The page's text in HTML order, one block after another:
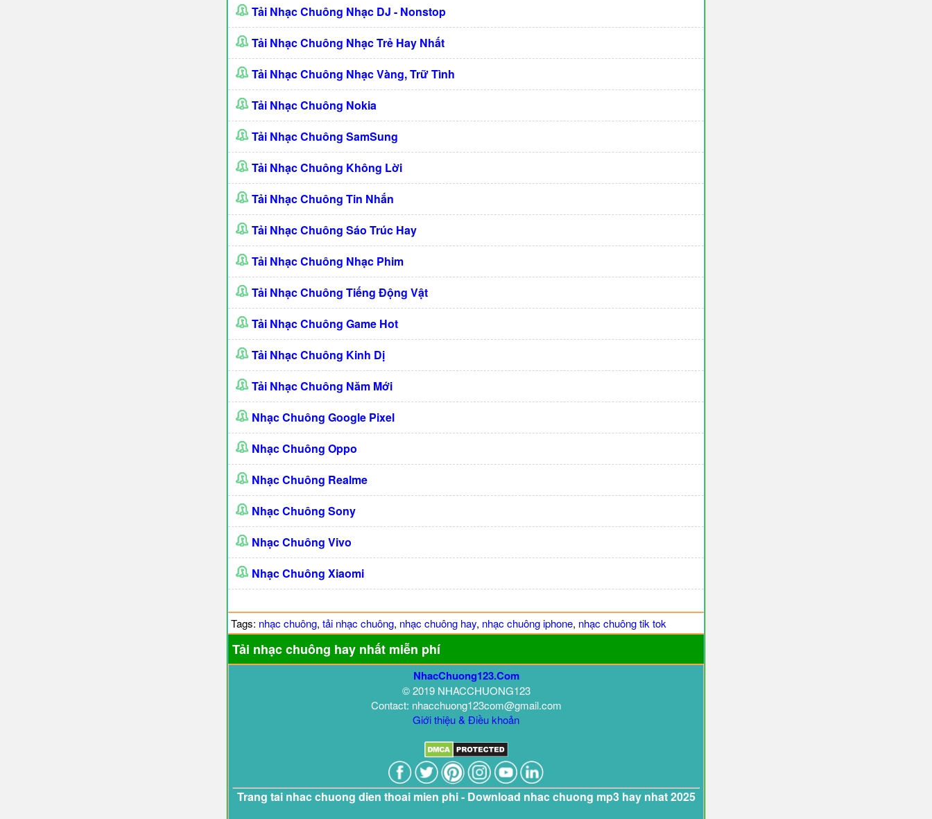
Tải Nhạc Chuông Nhạc DJ - Nonstop
Tải Nhạc Chuông Nhạc Trẻ Hay Nhất
Tải Nhạc Chuông Nhạc Vàng, Trữ Tình
Tải Nhạc Chuông Nokia
Tải Nhạc Chuông SamSung
Tải Nhạc Chuông Không Lời
Tải Nhạc Chuông Tin Nhắn
Tải Nhạc Chuông Sáo Trúc Hay
Tải Nhạc Chuông Nhạc Phim
Tải Nhạc Chuông Tiếng Động Vật
Tải Nhạc Chuông Game Hot
Tải Nhạc Chuông Kinh Dị
Tải Nhạc Chuông Năm Mới
Nhạc Chuông Google Pixel
Nhạc Chuông Oppo
Nhạc Chuông Realme
Nhạc Chuông Sony
Nhạc Chuông Vivo
Nhạc Chuông Xiaomi
Tags: nhạc chuông, tải nhạc chuông, nhạc chuông hay, nhạc chuông iphone, nhạc chuông tik tok
Tải nhạc chuông hay nhất miễn phí
NhacChuong123.Com
© 2019 NHACCHUONG123
Contact: nhacchuong123com@gmail.com
Giới thiệu & Điều khoản
Trang tai nhac chuong dien thoai mien phi - Download nhac chuong mp3 hay nhat 2025